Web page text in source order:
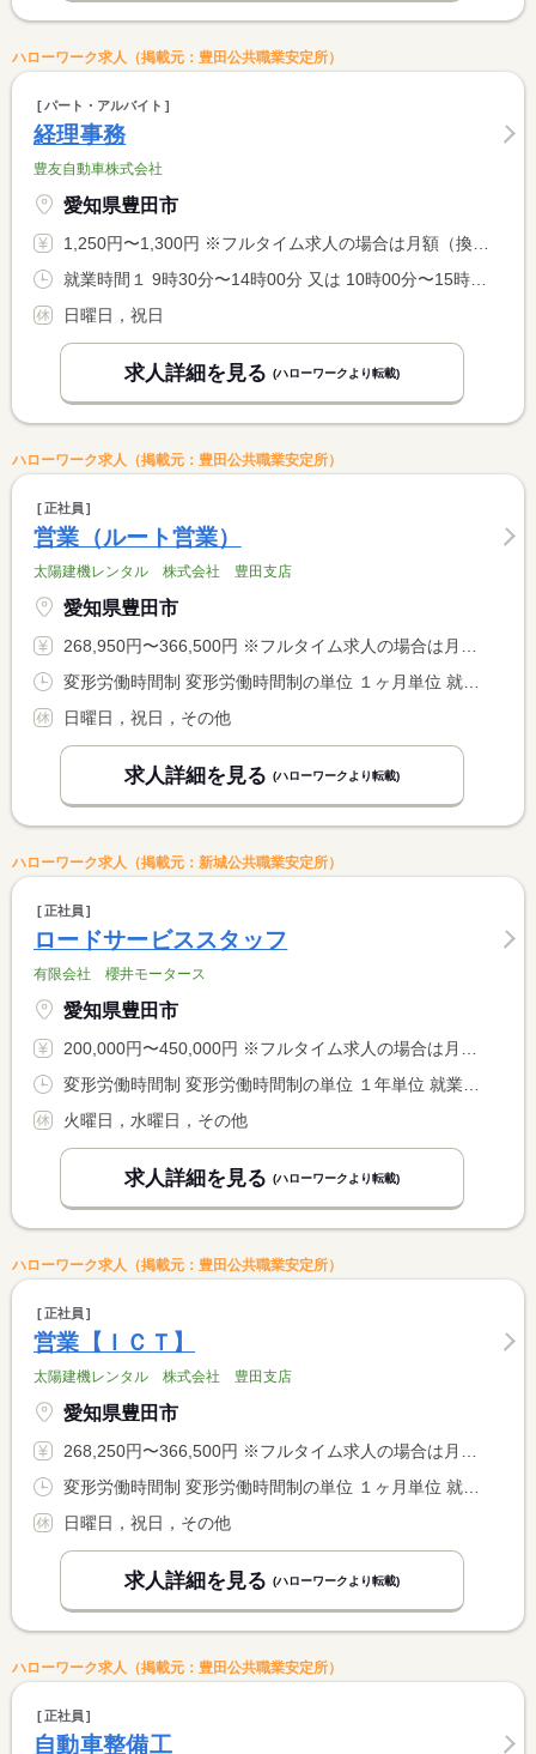
ハローワーク求人（掲載元：豊田公共職業安定所）
パート・アルバイト
経理事務
豊友自動車株式会社
愛知県豊田市
1,250円〜1,300円 ※フルタイム求人の場合は月額（換算額）、パート求人の場合は時間額を表示しています。
日曜日，祝日
求人詳細を見る (ハローワークより転載)
ハローワーク求人（掲載元：豊田公共職業安定所）
正社員
営業（ルート営業）
太陽建機レンタル 株式会社 豊田支店
愛知県豊田市
268,950円〜366,500円 ※フルタイム求人の場合は月額（換算額）、パート求人の場合は時間額を表示しています。
日曜日，祝日，その他
求人詳細を見る (ハローワークより転載)
ハローワーク求人（掲載元：新城公共職業安定所）
正社員
ロードサービススタッフ
有限会社 櫻井モータース
愛知県豊田市
200,000円〜450,000円 ※フルタイム求人の場合は月額（換算額）、パート求人の場合は時間額を表示しています。
火曜日，水曜日，その他
求人詳細を見る (ハローワークより転載)
ハローワーク求人（掲載元：豊田公共職業安定所）
正社員
営業【ＩＣＴ】
太陽建機レンタル 株式会社 豊田支店
愛知県豊田市
268,250円〜366,500円 ※フルタイム求人の場合は月額（換算額）、パート求人の場合は時間額を表示しています。
日曜日，祝日，その他
求人詳細を見る (ハローワークより転載)
ハローワーク求人（掲載元：豊田公共職業安定所）
正社員
自動車整備工